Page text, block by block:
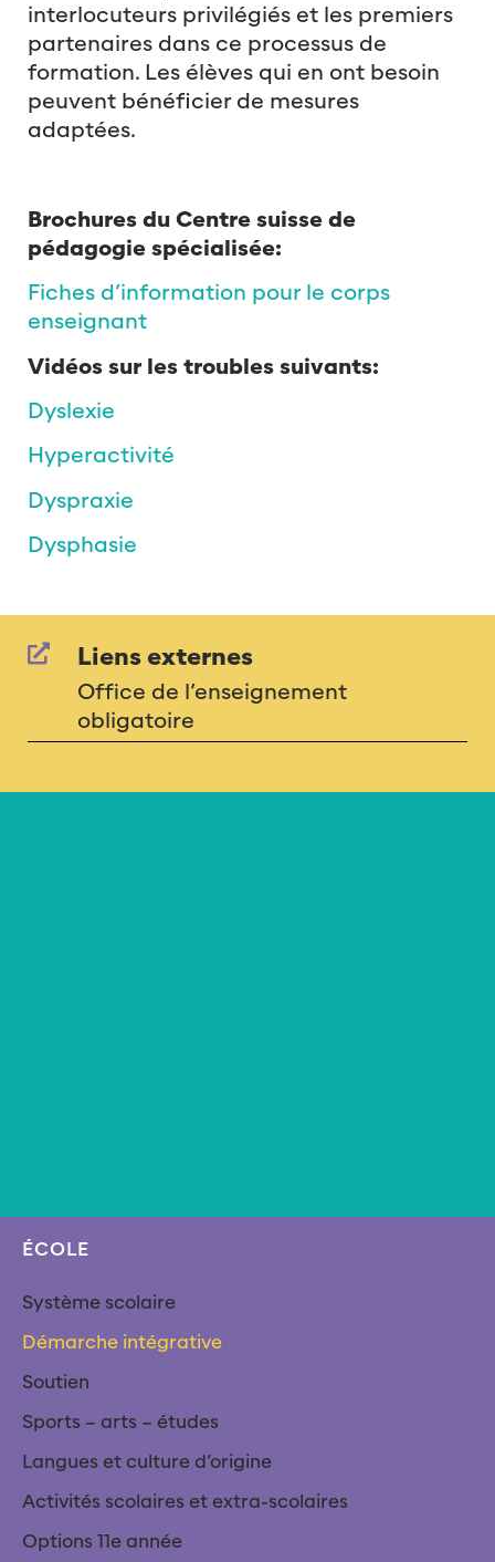
interlocuteurs privilégiés et les premiers
partenaires dans ce processus de
formation. Les élèves qui en ont besoin
peuvent bénéficier de mesures
adaptées.
Brochures du Centre suisse de
pédagogie spécialisée:
Fiches d’information pour le corps
enseignant
Vidéos sur les troubles suivants:
Dyslexie
Hyperactivité
Dyspraxie
Dysphasie
Liens externes
Office de l’enseignement
obligatoire
ÉCOLE
Système scolaire
Démarche intégrative
Soutien
Sports – arts – études
Langues et culture d’origine
Activités scolaires et extra-scolaires
Options 11e année